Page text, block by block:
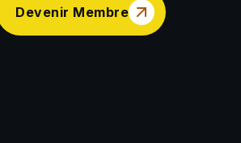
Devenir Membre